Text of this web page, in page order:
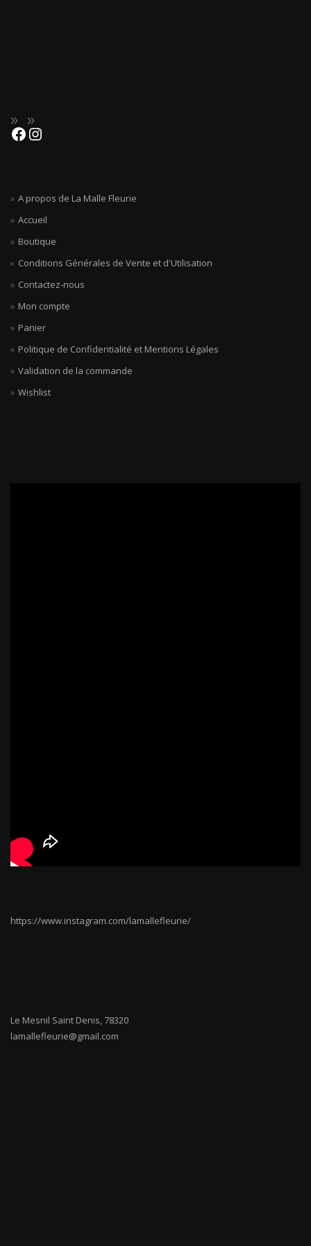
A propos de La Malle Fleurie
Accueil
Boutique
Conditions Générales de Vente et d'Utilisation
Contactez-nous
Mon compte
Panier
Politique de Confidentialité et Mentions Légales
Validation de la commande
Wishlist
https://www.instagram.com/lamallefleurie/
Le Mesnil Saint Denis,78320
lamallefleurie@gmail.com